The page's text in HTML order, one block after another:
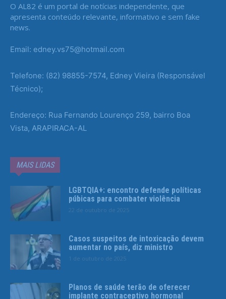
O AL82 é um portal de notícias independente, que
apresenta conteúdo relevante, informativo e sem fake
news.
Email: edney.vs75@hotmail.com
Telefone: (82) 98855-7574, Edney Vieira (Responsável
Técnico);
Endereço: Rua Fernando Lourenço 259, bairro Boa
Vista, ARAPIRACA-AL
MAIS LIDAS
LGBTQIA+: encontro defende políticas
púbicas para combater violência
22 de outubro de 2025
Casos suspeitos de intoxicação devem
aumentar no país, diz ministro
1 de outubro de 2025
Planos de saúde terão de oferecer
implante contraceptivo hormonal